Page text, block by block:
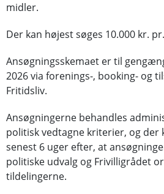
midler.
Der kan højest søges 10.000 kr.
Ansøgningsskemaet er til
2026 via forenings-, booking- og
Fritidsliv.
Ansøgningerne behandles
politisk vedtagne kriterier, og der
senest 6 uger efter, at
politiske udvalg og Frivilligrådet
tildelingerne.